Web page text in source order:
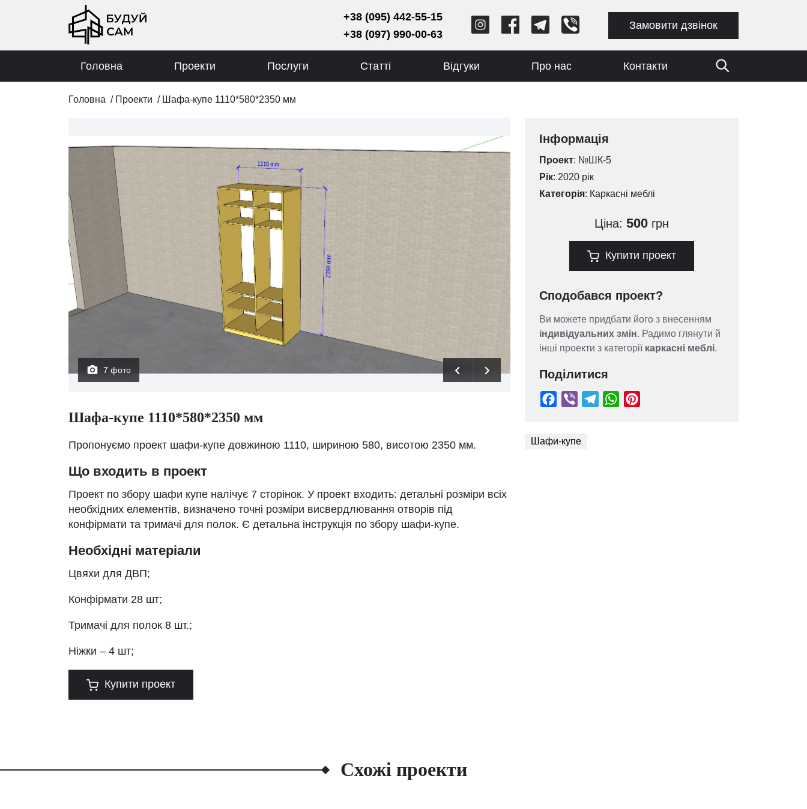
+38 (095) 442-55-15
+38 (097) 990-00-63
Замовити дзвінок
Головна Проекти Послуги Статті Відгуки Про нас Контакти
Головна / Проекти / Шафа-купе 1110*580*2350 мм
7 фото
Шафа-купе 1110*580*2350 мм
Пропонуємо проект шафи-купе довжиною 1110, шириною 580, висотою 2350 мм.
Що входить в проект
Проект по збору шафи купе налічує 7 сторінок. У проект входить: детальні розміри всіх
необхідних елементів, визначено точні розміри висвердлювання отворів під
конфірмати та тримачі для полок. Є детальна інструкція по збору шафи-купе.
Необхідні матеріали
Цвяхи для ДВП;
Конфірмати 28 шт;
Тримачі для полок 8 шт.;
Ніжки – 4 шт;
Купити проект
Інформація
Проект: №ШК-5
Рік: 2020 рік
Категорія: Каркасні меблі
Ціна: 500 грн
Купити проект
Сподобався проект?
Ви можете придбати його з внесенням
індивідуальних змін. Радимо глянути й
інші проекти з категорії каркасні меблі.
Поділитися
Шафи-купе
Схожі проекти